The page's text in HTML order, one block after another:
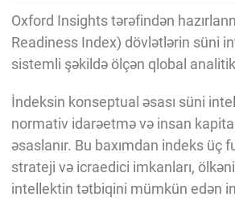
Baxışı
Təhlili
Oxford Insights tərəfindən
Readiness Index) dövlətlərin süni
sistemli şəkildə ölçən qlobal analitik
İndeksin konseptual əsası süni
normativ idarəetmə və insan
əsaslanır. Bu baxımdan indeks üç
strateji və icraedici imkanları,
intellektin tətbiqini mümkün edən